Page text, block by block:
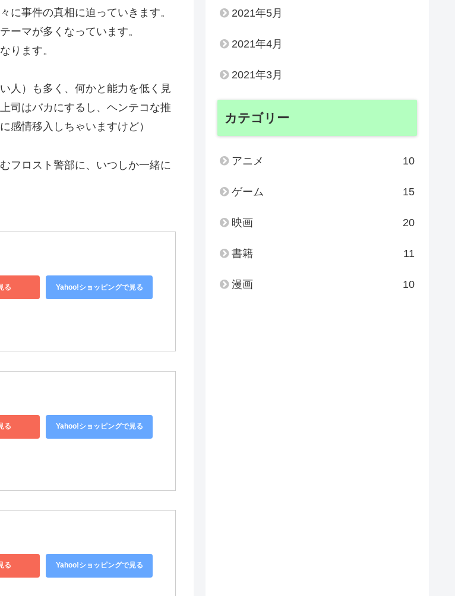
に事件の真相に迫っていきます。
ーマが多くなっています。
ります。
人）も多く、何かと能力を低く見
司はバカにするし、ヘンテコな推
感情移入しちゃいますけど）
フロスト警部に、いつしか一緒に
る Yahoo!ショッピングで見る
る Yahoo!ショッピングで見る
る Yahoo!ショッピングで見る
2021年5月
2021年4月
2021年3月
カテゴリー
アニメ 10
ゲーム 15
映画 20
書籍 11
漫画 10